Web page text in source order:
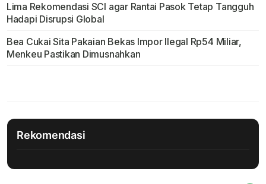
Lima Rekomendasi SCI agar Rantai Pasok Tetap Tangguh
Hadapi Disrupsi Global
Bea Cukai Sita Pakaian Bekas Impor Ilegal Rp54 Miliar,
Menkeu Pastikan Dimusnahkan
Rekomendasi